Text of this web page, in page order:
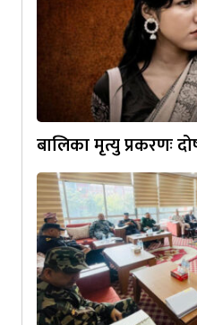
बालिका मृत्यु प्रकरणः